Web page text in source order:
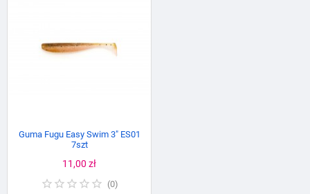
Guma Fugu Easy Swim 3" ES01
7szt
Cena
11,00 zł
(0)